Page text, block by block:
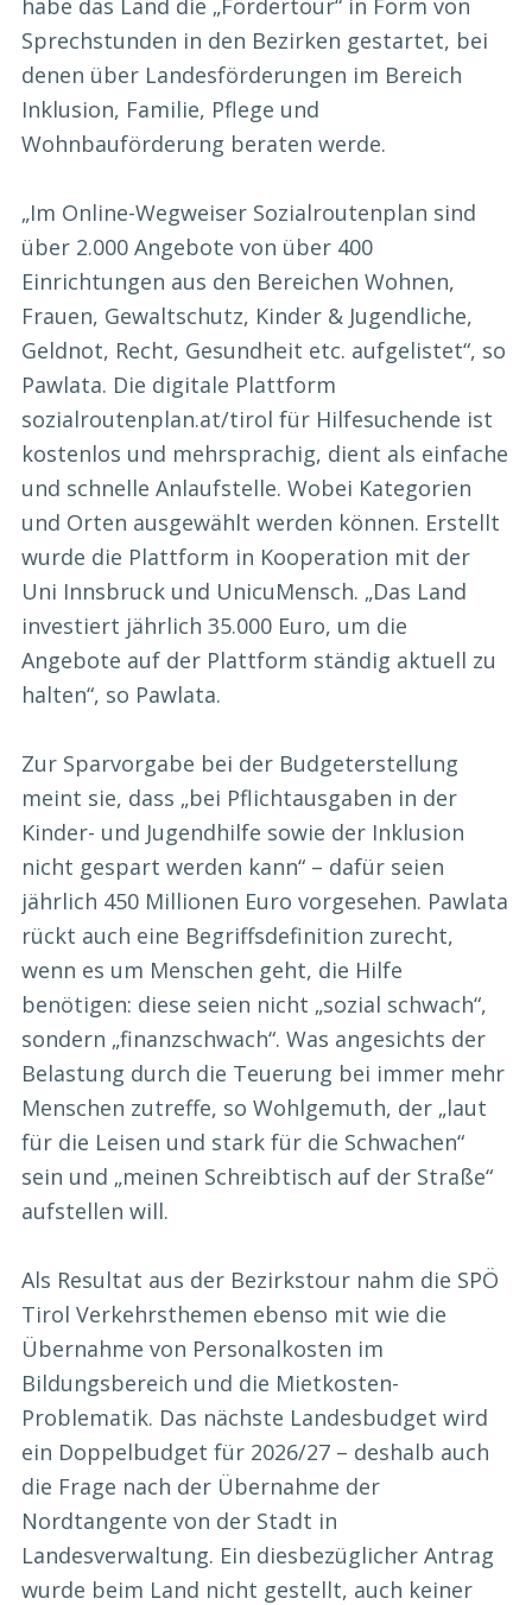
Sprechstunden in den Bezirken gestartet, bei
denen über Landesförderungen im Bereich
Inklusion, Familie, Pflege und
Wohnbauförderung beraten werde.
„Im Online-Wegweiser Sozialroutenplan sind
über 2.000 Angebote von über 400
Einrichtungen aus den Bereichen Wohnen,
Frauen, Gewaltschutz, Kinder & Jugendliche,
Geldnot, Recht, Gesundheit etc. aufgelistet“, so
Pawlata. Die digitale Plattform
sozialroutenplan.at/tirol für Hilfesuchende ist
kostenlos und mehrsprachig, dient als einfache
und schnelle Anlaufstelle. Wobei Kategorien
und Orten ausgewählt werden können. Erstellt
wurde die Plattform in Kooperation mit der
Uni Innsbruck und UnicuMensch. „Das Land
investiert jährlich 35.000 Euro, um die
Angebote auf der Plattform ständig aktuell zu
halten“, so Pawlata.
Zur Sparvorgabe bei der Budgeterstellung
meint sie, dass „bei Pflichtausgaben in der
Kinder- und Jugendhilfe sowie der Inklusion
nicht gespart werden kann“ – dafür seien
jährlich 450 Millionen Euro vorgesehen. Pawlata
rückt auch eine Begriffsdefinition zurecht,
wenn es um Menschen geht, die Hilfe
benötigen: diese seien nicht „sozial schwach“,
sondern „finanzschwach“. Was angesichts der
Belastung durch die Teuerung bei immer mehr
Menschen zutreffe, so Wohlgemuth, der „laut
für die Leisen und stark für die Schwachen“
sein und „meinen Schreibtisch auf der Straße“
aufstellen will.
Als Resultat aus der Bezirkstour nahm die SPÖ
Tirol Verkehrsthemen ebenso mit wie die
Übernahme von Personalkosten im
Bildungsbereich und die Mietkosten-
Problematik. Das nächste Landesbudget wird
ein Doppelbudget für 2026/27 – deshalb auch
die Frage nach der Übernahme der
Nordtangente von der Stadt in
Landesverwaltung. Ein diesbezüglicher Antrag
wurde beim Land nicht gestellt, auch keiner